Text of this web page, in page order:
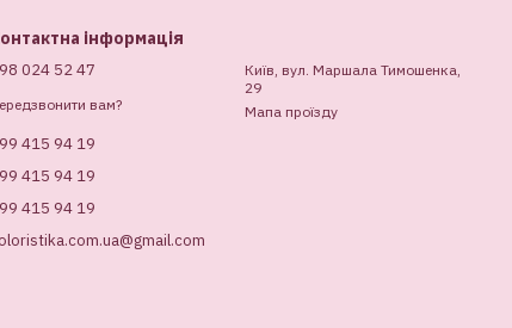
Вони часто збагачені доглядовими компонентами,
У Coloristika представлені продукти від брендів, які
освітлювач для волосся у нас — це забезпечити собі
чистий і рівномірний результат.
мелірування.
інформація
024 52 47
вам?
415 94 19
415 94 19
415 94 19
Київ, вул. Маршала Тимошенка,
29
Мапа проїзду